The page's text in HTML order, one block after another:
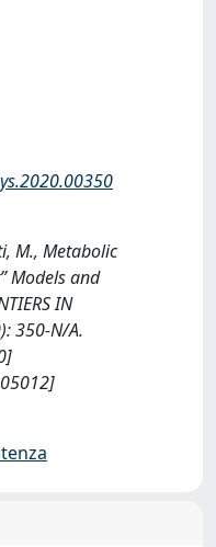
M., Metabolic
Models and
IN
350-N/A.